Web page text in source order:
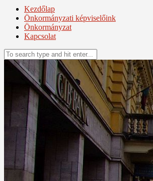
Kezdőlap
Önkormányzati képviselőink
Önkormányzat
Kapcsolat